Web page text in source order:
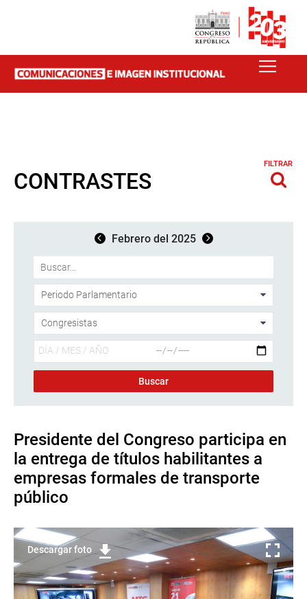
CONTRASTES
FILTRAR
Febrero del 2025
Presidente del Congreso participa en
la entrega de títulos habilitantes a
empresas formales de transporte
público
Descargar foto